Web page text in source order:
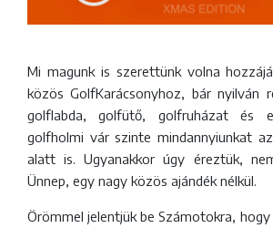
Mi magunk is szerettünk volna
közös GolfKarácsonyhoz, bár nyilván
golflabda, golfütő, golfruházat és
golfholmi vár szinte mindannyiunkat
alatt is. Ugyanakkor úgy éreztük,
Ünnep, egy nagy közös ajándék nélkül.
Örömmel jelentjük be Számotokra,